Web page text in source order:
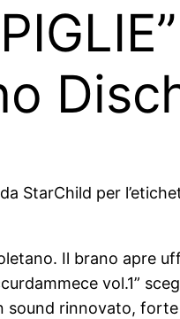
StarChild per
Il brano apre
vol.1”
rinnovato, forte